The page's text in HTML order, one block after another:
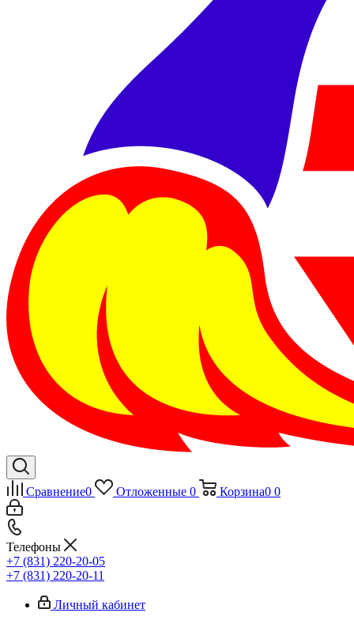
Сравнение0 Отложенные 0 Корзина0 0
Телефоны
+7 (831) 220-20-05
+7 (831) 220-20-11
Личный кабинет